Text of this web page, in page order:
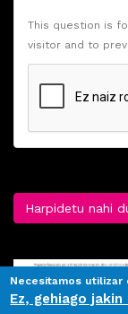
This question is
visitor and to
Harpidetu nahi
Necesitamos utilizar
Ez, gehiago jakin